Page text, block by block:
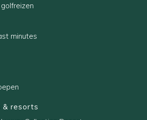
minutes
& resorts